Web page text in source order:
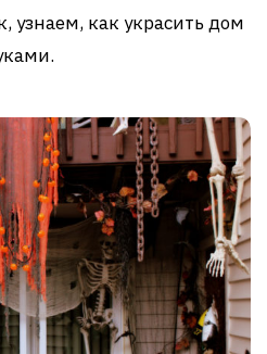
узнаем, как украсить дом